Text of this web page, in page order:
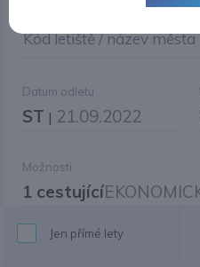
Kód letiště / název města
Datum odletu
ST | 21.09.2022
Možnosti
1 cestující
Jen přímé lety